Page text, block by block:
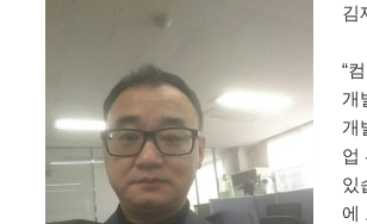
김
“
개
개
업
있
에